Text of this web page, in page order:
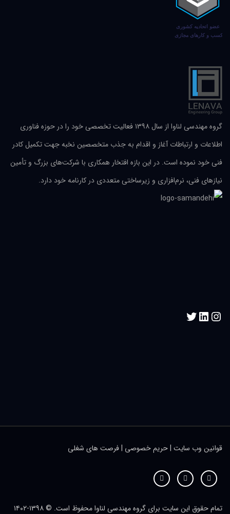
گروه مهندسی لناوا از سال ۱۳۹۸ فعالیت تخصصی خود را در حوزه فناوری
اطلاعات و ارتباطات آغاز و اقدام به جذب متخصصین نخبه جهت تکمیل کادر
فنی خود نموده است. در این بازه افتخار همکاری با شرکت‌های بزرگ و تأمین
نیازهای فنی، نرم‌افزاری و زیرساختی متعددی در کارنامه خود دارد.
قوانین وب سایت |حریم خصوصی |فرصت های شغلی
تمام حقوق این سایت برای گروه مهندسی لناوا محفوظ است. © ۱۳۹۸-۱۴۰٢